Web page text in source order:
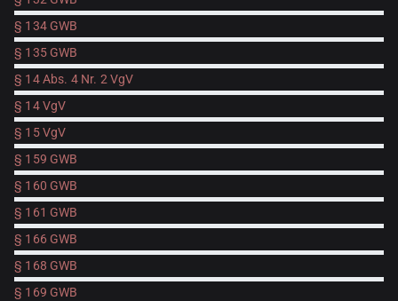
§ 134 GWB
§ 135 GWB
§ 14 Abs. 4 Nr. 2 VgV
§ 14 VgV
§ 15 VgV
§ 159 GWB
§ 160 GWB
§ 161 GWB
§ 166 GWB
§ 168 GWB
§ 169 GWB